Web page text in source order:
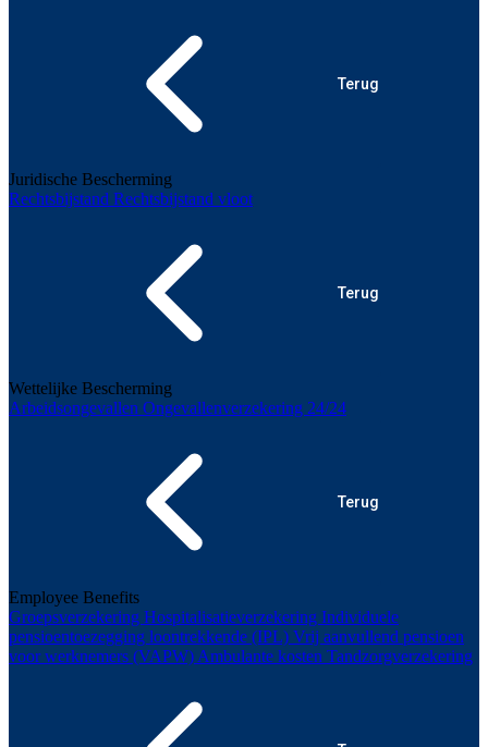
Terug
Juridische Bescherming
Rechtsbijstand Rechtsbijstand vloot
Terug
Wettelijke Bescherming
Arbeidsongevallen Ongevallenverzekering 24/24
Terug
Employee Benefits
Groepsverzekering Hospitalisatieverzekering Individuele
pensioentoezegging loontrekkende (IPL) Vrij aanvullend pensioen
voor werknemers (VAPW) Ambulante kosten Tandzorgverzekering